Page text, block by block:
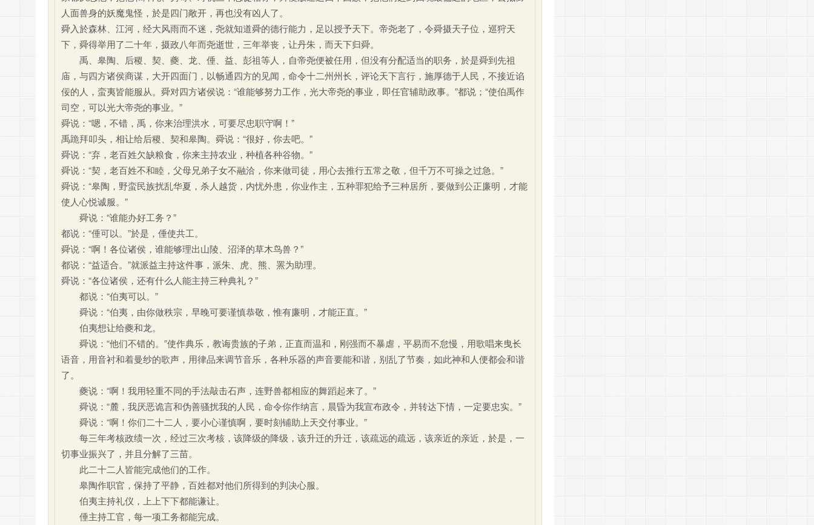
人面兽身的妖魔鬼怪，於是四门敞开，再也没有凶人了。
舜入於森林、江河，经大风雨而不迷，尧就知道舜的德行能力，足以授予天下。帝尧老了，令舜摄天子位，巡狩天
下，舜得举用了二十年，摄政八年而尧逝世，三年举丧，让丹朱，而天下归舜。
禹、皋陶、后稷、契、夔、龙、倕、益、彭祖等人，自帝尧便被任用，但没有分配适当的职务，於是舜到先祖
庙，与四方诸侯商谋，大开四面门，以畅通四方的见闻，命令十二州州长，评论天下言行，施厚德于人民，不接近谄
佞的人，蛮夷皆能服从。舜对四方诸侯说：“谁能够努力工作，光大帝尧的事业，即任官辅助政事。”都说；“使伯禹作
司空，可以光大帝尧的事业。”
舜说：“嗯，不错，禹，你来治理洪水，可要尽忠职守啊！”
禹跪拜叩头，相让给后稷、契和皋陶。舜说：“很好，你去吧。”
舜说：“弃，老百姓欠缺粮食，你来主持农业，种植各种谷物。”
舜说：“契，老百姓不和睦，父母兄弟子女不融洽，你来做司徒，用心去推行五常之敬，但千万不可操之过急。”
舜说：“皋陶，野蛮民族扰乱华夏，杀人越货，内忧外患，你业作主，五种罪犯给予三种居所，要做到公正廉明，才能
使人心悦诚服。”
舜说：“谁能办好工务？”
都说：“倕可以。”於是，倕使共工。
舜说：“啊！各位诸侯，谁能够理出山陵、沼泽的草木鸟兽？”
都说：“益适合。”就派益主持这件事，派朱、虎、熊、罴为助理。
舜说：“各位诸侯，还有什么人能主持三种典礼？”
都说：“伯夷可以。”
舜说：“伯夷，由你做秩宗，早晚可要谨慎恭敬，惟有廉明，才能正直。”
伯夷想让给夔和龙。
舜说：“他们不错的。”使作典乐，教诲贵族的子弟，正直而温和，刚强而不暴虐，平易而不怠慢，用歌唱来曳长
语音，用音衬和着曼纱的歌声，用律品来调节音乐，各种乐器的声音要能和谐，别乱了节奏，如此神和人便都会和谐
了。
夔说：“啊！我用轻重不同的手法敲击石声，连野兽都相应的舞蹈起来了。”
舜说：“麓，我厌恶诡言和伪善骚扰我的人民，命令你作纳言，晨昏为我宣布政令，并转达下情，一定要忠实。”
舜说：“啊！你们二十二人，要小心谨慎啊，要时刻铺助上天交付事业。”
每三年考核政绩一次，经过三次考核，该降级的降级，该升迁的升迁，该疏远的疏远，该亲近的亲近，於是，一
切事业振兴了，并且分解了三苗。
此二十二人皆能完成他们的工作。
皋陶作职官，保持了平静，百姓都对他们所得到的判决心服。
伯夷主持礼仪，上上下下都能谦让。
倕主持工官，每一项工务都能完成。